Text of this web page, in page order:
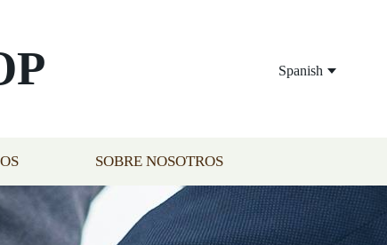
Spanish
SOBRE NOSOTROS